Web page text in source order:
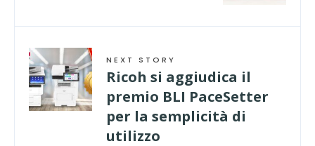
NEXT STORY
Ricoh si aggiudica il
premio BLI PaceSetter
per la semplicità di
utilizzo